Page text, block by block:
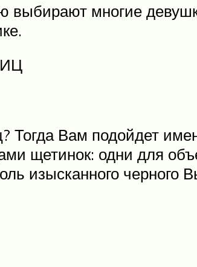
выбирают многие
Вам подойдет
щетинок: одни для
изысканного черного